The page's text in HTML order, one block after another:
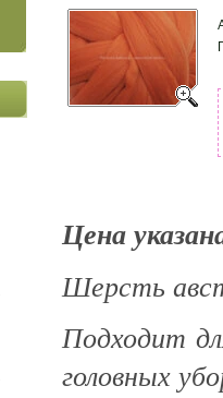
Цена
Шерсть
Подходит
головных